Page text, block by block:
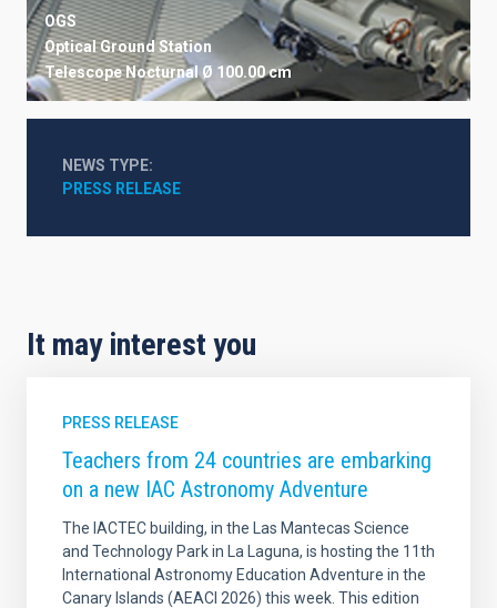
OGS
Optical Ground Station
Telescope NocturnalØ 100.00 cm
NEWS TYPE
PRESS RELEASE
It may interest you
PRESS RELEASE
Teachers from 24 countries are embarking
on a new IAC Astronomy Adventure
The IACTEC building, in the Las Mantecas Science
and Technology Park in La Laguna, is hosting the 11th
International Astronomy Education Adventure in the
Canary Islands (AEACI 2026) this week. This edition